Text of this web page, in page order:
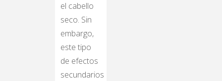
el cabello
seco. Sin
embargo,
este tipo
de efectos
secundarios